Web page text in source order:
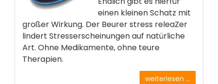
einen kleinen Schatz mit
großer Wirkung. Der Beurer stress releaZer
lindert Stresserscheinungen auf natürliche
Art. Ohne Medikamente, ohne teure
Therapien.
weiterlesen ...